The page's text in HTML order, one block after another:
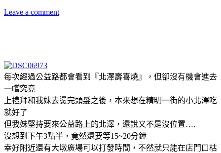
Leave a comment
每次經過公益路都會看到『北澤壽喜燒』，但卻沒有機會進去
一嚐究竟
上禮拜和我妹去燙完頭髮之後，本來想在精明一街的小北澤吃
就好了
但我妹堅持要來公益路上的北澤，還說又不是沒位置….
沒想到下午3點半，竟然還要等15~20分鐘
幸好附近還有大墩廣場可以打發時間，不然就只能在店門口枯